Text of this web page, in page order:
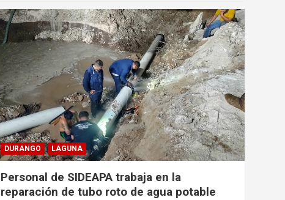
DURANGO LAGUNA
Personal de SIDEAPA trabaja en la
reparación de tubo roto de agua potable